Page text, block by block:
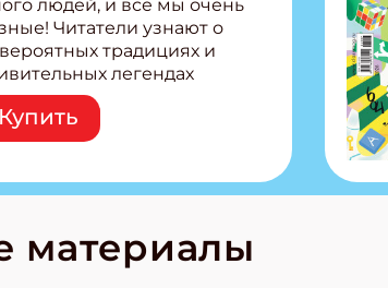
людей, и все мы очень
Читатели узнают о
традициях и
легендах
России! Внутри:
татар, башкир и
Настольная игра
слова Традиционные
приключения!
Купить
материалы